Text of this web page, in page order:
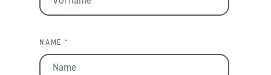
NAME *